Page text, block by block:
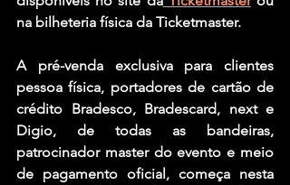
na bilheteria física da Ticketmaster.
A pré-venda exclusiva para clientes
pessoa física, portadores de cartão de
crédito Bradesco, Bradescard, next e
Digio, de todas as bandeiras,
patrocinador master do evento e meio
de pagamento oficial, começa nesta